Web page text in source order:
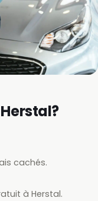
cachés.
à Herstal.